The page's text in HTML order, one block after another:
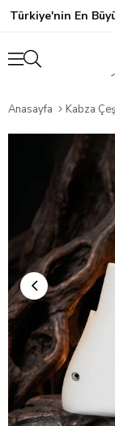
Türkiye'nin En
Anasayfa Kabza